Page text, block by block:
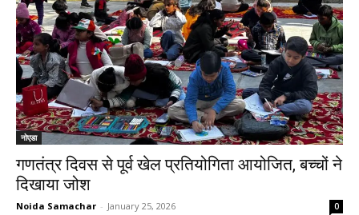
नोएडा
गणतंत्र दिवस से पूर्व खेल प्रतियोगिता आयोजित, बच्चों ने
दिखाया जोश
Noida Samachar - January 25, 2026 0